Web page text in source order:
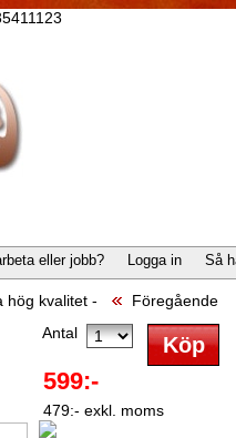
eller jobb? Logga in Så
hög kvalitet - Föregående
Antal
599:-
479:- exkl. moms